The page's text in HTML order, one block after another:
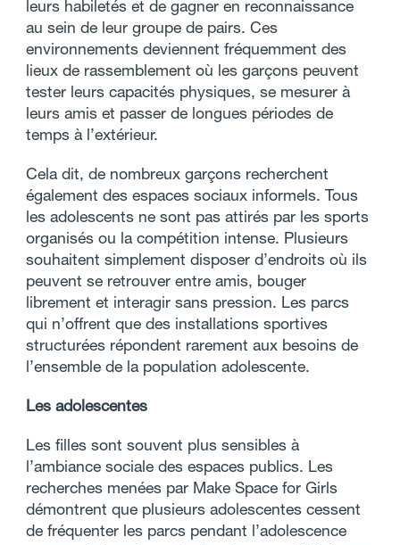
leurs habiletés et de gagner en reconnaissance
au sein de leur groupe de pairs. Ces
environnements deviennent fréquemment des
lieux de rassemblement où les garçons peuvent
tester leurs capacités physiques, se mesurer à
leurs amis et passer de longues périodes de
temps à l’extérieur.
Cela dit, de nombreux garçons recherchent
également des espaces sociaux informels. Tous
les adolescents ne sont pas attirés par les sports
organisés ou la compétition intense. Plusieurs
souhaitent simplement disposer d’endroits où ils
peuvent se retrouver entre amis, bouger
librement et interagir sans pression. Les parcs
qui n’offrent que des installations sportives
structurées répondent rarement aux besoins de
l’ensemble de la population adolescente.
Les adolescentes
Les filles sont souvent plus sensibles à
l’ambiance sociale des espaces publics. Les
recherches menées par Make Space for Girls
démontrent que plusieurs adolescentes cessent
de fréquenter les parcs pendant l’adolescence